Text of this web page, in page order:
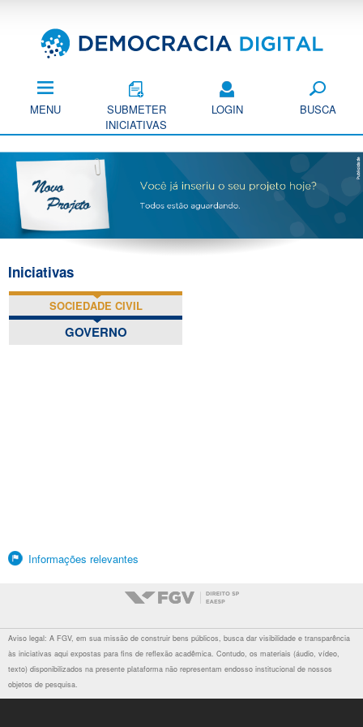
principal
MENU
SUBMETER
INICIATIVAS
LOGIN BUSCA
Iniciativas
SOCIEDADE CIVIL
GOVERNO
Informações relevantes
Aviso legal: A FGV, em sua missão de construir bens públicos, busca dar visibilidade e transparência
às iniciativas aqui expostas para fins de reflexão acadêmica. Contudo, os materiais (áudio, vídeo,
texto) disponibilizados na presente plataforma não representam endosso institucional de nossos
objetos de pesquisa.